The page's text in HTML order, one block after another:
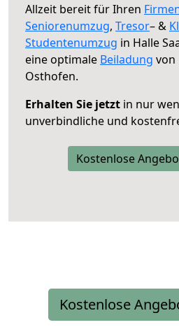
Allzeit bereit für Ihren
Seniorenumzug, Tresor– &
Studentenumzug in Halle
eine optimale Beiladung von
Osthofen.
Erhalten Sie jetzt in nur
unverbindliche und
Kostenlose
Kostenlose